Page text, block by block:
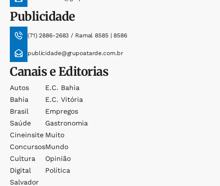
Publicidade
(71) 2886-2683 / Ramal 8585 | 8586
publicidade@grupoatarde.com.br
Canais e Editorias
Autos
Bahia
Brasil
Saúde
Cineinsite
Concursos
Cultura
Digital
Salvador
E.c. Bahia
E.c. Vitória
Empregos
Gastronomia
Muito
Mundo
Opinião
Política